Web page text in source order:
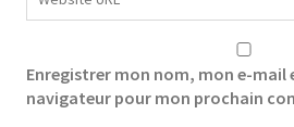
Enregistrer mon nom, mon e-mail
navigateur pour mon prochain